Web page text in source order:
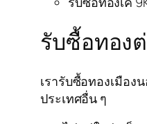
รับซื้อทอง
เรารับซื้อทองเมือง
ประเทศอื่น ๆ